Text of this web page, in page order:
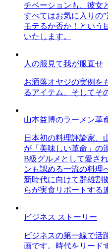
チベーションも、彼女
すべてはお気に入りの
モテるか否か！という
いたします。
人の服見て我が服直せ
お洒落オヤジの実例を
るアイテム、そしてそ
山本益博のラーメン革
日本初の料理評論家、
が「美味しい革命」の
B級グルメとして愛さ
ンも認める一流の料理
新時代に向けて群雄割
らが実食リポートする
ビジネス ストーリー
ビジネスの第一線で活
画です。時代をリード